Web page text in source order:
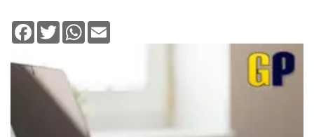
Facebook
TwitterWhatsApp